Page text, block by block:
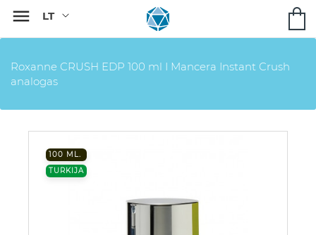

Roxanne CRUSH EDP 100 ml I Mancera Instant Crush
analogas
100 ML.
TURKIJA